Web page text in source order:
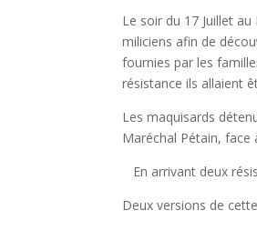
Le soir du 17 Juillet
miliciens afin de
fournies par les
résistance ils allaient
Les maquisards
Maréchal Pétain, face
En arrivant deux
Deux versions de